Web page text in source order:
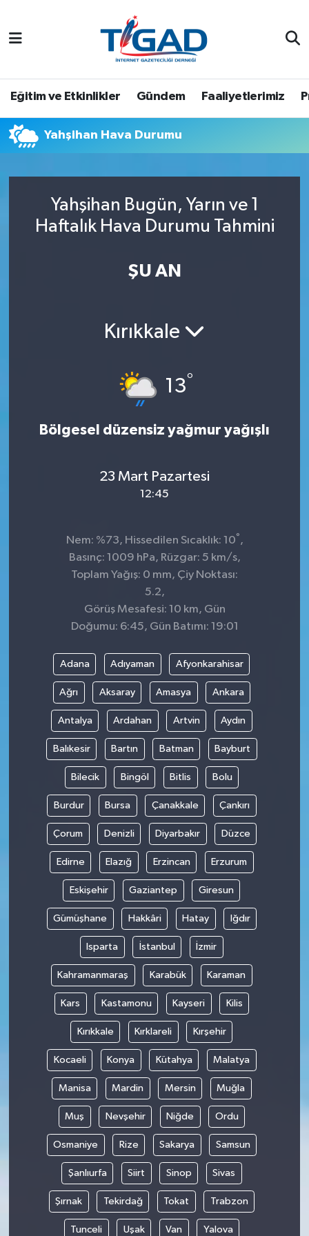
Eğitim ve Etkinlikler Gündem Faaliyetlerimiz
Yahşihan Hava Durumu
Yahşihan Bugün, Yarın ve 1
Haftalık Hava Durumu Tahmini
ŞU AN
Kırıkkale
13°
Bölgesel düzensiz yağmur yağışlı
23 Mart Pazartesi
12:45
Nem: %73, Hissedilen Sıcaklık: 10° ,
Basınç: 1009 hPa, Rüzgar: 5 km/s,
Toplam Yağış: 0 mm, Çiy Noktası:
5.2,
Görüş Mesafesi: 10 km, Gün
Doğumu: 6:45, Gün Batımı: 19:01
Adana Adıyaman Afyonkarahisar
Ağrı Aksaray Amasya Ankara
Antalya Ardahan Artvin Aydın
Balıkesir Bartın Batman Bayburt
Bilecik Bingöl Bitlis Bolu
Burdur Bursa Çanakkale Çankırı
Çorum Denizli Diyarbakır Düzce
Edirne Elazığ Erzincan Erzurum
Eskişehir Gaziantep Giresun
Gümüşhane Hakkâri Hatay Iğdır
Isparta İstanbul İzmir
Kahramanmaraş Karabük Karaman
Kars Kastamonu Kayseri Kilis
Kırıkkale Kırklareli Kırşehir
Kocaeli Konya Kütahya Malatya
Manisa Mardin Mersin Muğla
Muş Nevşehir Niğde Ordu
Osmaniye Rize Sakarya Samsun
Şanlıurfa Siirt Sinop Sivas
Şırnak Tekirdağ Tokat Trabzon
Tunceli Uşak Van Yalova
Nöbetçi Eczaneler
Tüm Manşetler
Son Dakika Haberleri